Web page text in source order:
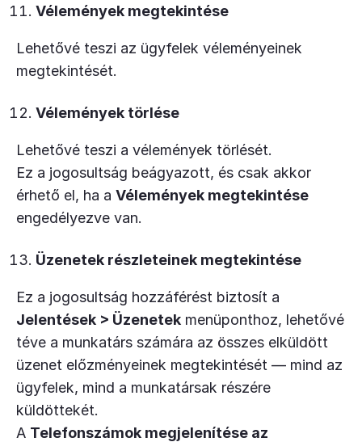
Vélemények megtekintése
Lehetővé teszi az ügyfelek véleményeinek
megtekintését.
Vélemények törlése
Lehetővé teszi a vélemények törlését.
Ez a jogosultság beágyazott, és csak akkor
érhető el, ha a Vélemények megtekintése
engedélyezve van.
Üzenetek részleteinek megtekintése
Ez a jogosultság hozzáférést biztosít a
Jelentések > Üzenetek menüponthoz, lehetővé
téve a munkatárs számára az összes elküldött
üzenet előzményeinek megtekintését — mind az
ügyfelek, mind a munkatársak részére
küldöttekét.
A Telefonszámok megjelenítése az